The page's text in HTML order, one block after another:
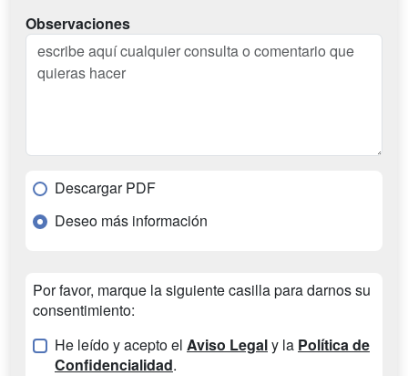
Observaciones
Descargar PDF
Deseo más información
Por favor, marque la siguiente casilla para darnos su
consentimiento:
He leído y acepto el Aviso Legaly la Política de
Confidencialidad.